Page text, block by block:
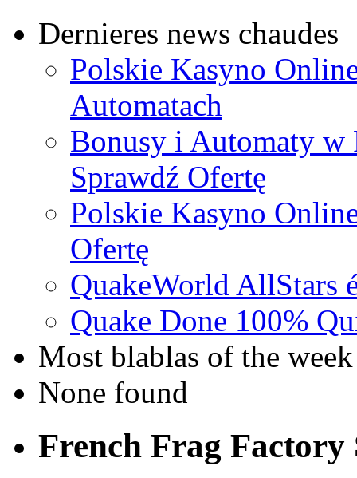
Dernieres news chaudes
Polskie Kasyno
Automatach
Bonusy i Automaty w
Sprawdź Ofertę
Polskie Kasyno
Ofertę
QuakeWorld AllStars
Quake Done 100%
Most blablas of the week
None found
French Frag Factory